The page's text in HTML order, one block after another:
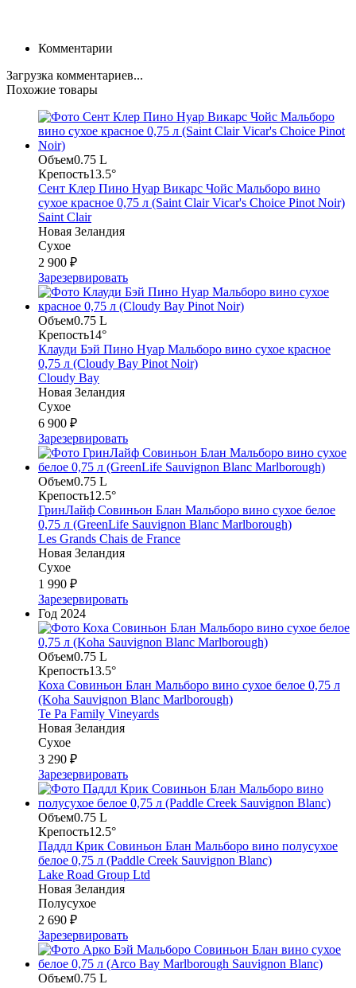
Комментарии
Загрузка комментариев...
Похожие товары
Объем0.75 L
Крепость13.5°
Сент Клер Пино Нуар Викарс Чойс Мальборо вино
сухое красное 0,75 л (Saint Clair Vicar's Choice Pinot Noir)
Saint Clair
Новая Зеландия
Сухое
2 900 ₽
Зарезервировать
Объем0.75 L
Крепость14°
Клауди Бэй Пино Нуар Мальборо вино сухое красное
0,75 л (Cloudy Bay Pinot Noir)
Cloudy Bay
Новая Зеландия
Сухое
6 900 ₽
Зарезервировать
Объем0.75 L
Крепость12.5°
ГринЛайф Совиньон Блан Мальборо вино сухое белое
0,75 л (GreenLife Sauvignon Blanc Marlborough)
Les Grands Chais de France
Новая Зеландия
Сухое
1 990 ₽
Зарезервировать
Год 2024
Объем0.75 L
Крепость13.5°
Коха Совиньон Блан Мальборо вино сухое белое 0,75 л
(Koha Sauvignon Blanc Marlborough)
Te Pa Family Vineyards
Новая Зеландия
Сухое
3 290 ₽
Зарезервировать
Объем0.75 L
Крепость12.5°
Паддл Крик Совиньон Блан Мальборо вино полусухое
белое 0,75 л (Paddle Creek Sauvignon Blanc)
Lake Road Group Ltd
Новая Зеландия
Полусухое
2 690 ₽
Зарезервировать
Объем0.75 L